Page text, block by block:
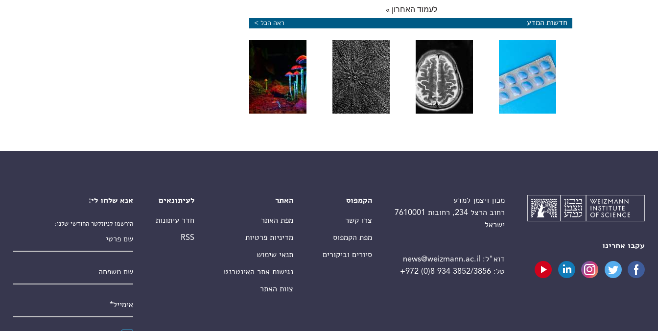
לעמוד האחרון »
חדשות המדע ראה הכל >
מחקר חדש: ויאגרה עשויה
להפחית גרורות בחולי סרטן
נוגדן לדמנציה: צעד בדרך לטיפול
חדשני באלצהיימר הרותם את המערכת
החיסונית
כרטיס כניסה מגנטי
בכדור-הארץ
עקבו אחרינו
מכון ויצמן למדע
רחוב הרצל 234, רחובות 7610001
ישראל
דוא"ל:
news@weizmann.ac.il
טל:+972 (0)8 934 3852/3856
הקמפוס
צרו קשר
מפת הקמפוס
סיורים וביקורים
האתר
מפת האתר
מדיניות פרטיות
תנאי שימוש
נגישות אתר האינטרנט
צוות האתר
לעיתונאים
חדר עיתונות
RSS
אנא שלחו לי:
הירשמו לניוזלטר החודשי שלנו: